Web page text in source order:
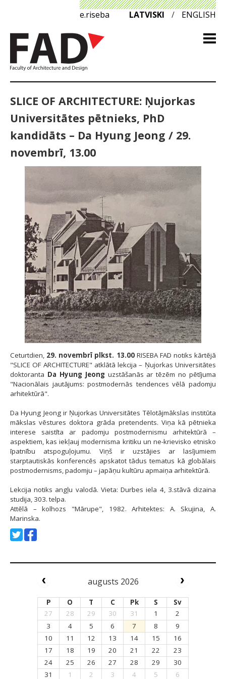
e.riseba LATVISKI / ENGLISH
SLICE OF ARCHITECTURE: Ņujorkas
Universitātes pētnieks, PhD
kandidāts – Da Hyung Jeong / 29.
novembrī, 13.00
Ceturtdien, 29. novembrī plkst. 13.00RISEBA FAD notiks kārtējā
"SLICE OF ARCHITECTURE" atklātā lekcija – Ņujorkas Universitātes
doktoranta Da Hyung Jeong uzstāšanās ar tēzēm no pētījuma
"Nacionālais jautājums: postmodernās tendences vēlā padomju
arhitektūrā".
Da Hyung Jeong ir Ņujorkas Universitātes Tēlotājmākslas institūta
mākslas vēstures doktora grāda pretendents. Viņa kā pētnieka
interese saistīta ar padomju postmodernismu arhitektūrā –
aspektiem, kas iekļauj modernisma kritiku un ne-krievisko etnisko
īpatnību atspoguļojumu. Viņš ir uzstājies ar lasījumiem
starptautiskās konferencēs apskatot tādus tematus kā globālais
postmodernisms, padomju – japāņu kultūru apmaiņa arhitektūrā.
Lekcija notiks angļu valodā. Vieta: Durbes iela 4, 3.stāvā dizaina
studija, 303. telpa.
Attēlā – kolhozs "Mārupe", 1982. Arhitektes: A. Skujina, A.
Marinska.
augusts 2026
P O T C Pk S
Sv
27
28 29 30 31 1
2
3
4 5 6 7 8
9
10
11 12 13 14 15
16
17
18 19 20 21 22
23
24
25 26 27 28 29
30
31
1 2 3 4 5 6